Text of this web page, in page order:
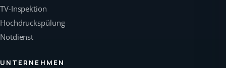
TV-Inspektion
Hochdruckspülung
Notdienst
UNTERNEHMEN